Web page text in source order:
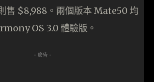
售 $8,988。兩個版本 Mate50 均
OS 3.0 體驗版。
- 廣告 -